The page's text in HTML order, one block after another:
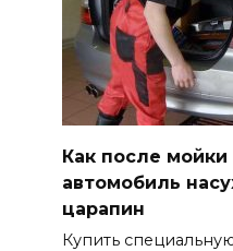
Как после
автомобиль
царапин
Купить